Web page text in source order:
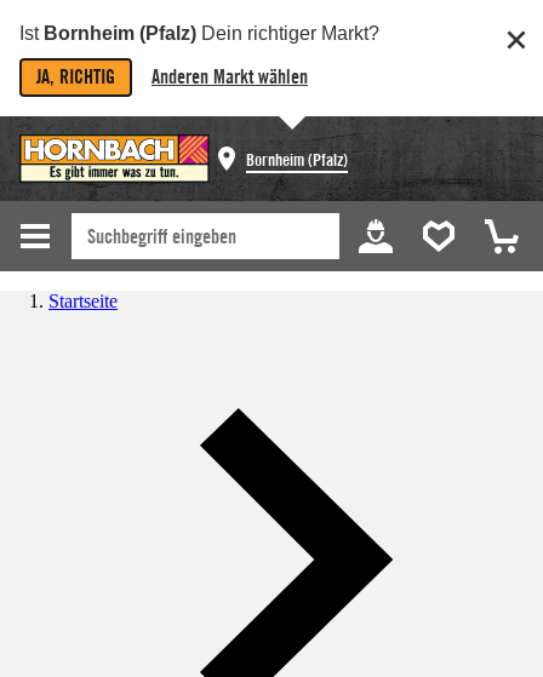
Ist Bornheim (Pfalz) Dein richtiger Markt?
JA, RICHTIG Anderen Markt wählen
Bornheim (Pfalz)
Startseite